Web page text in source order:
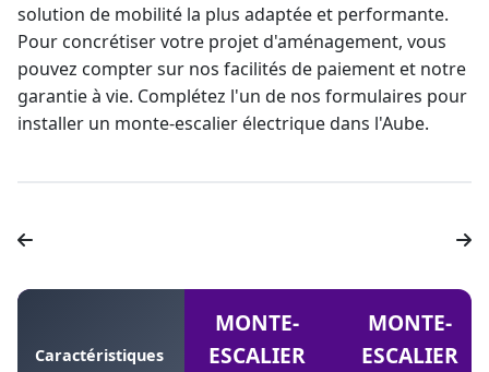
solution de mobilité la plus adaptée et performante.
Pour concrétiser votre projet d'aménagement, vous
pouvez compter sur nos facilités de paiement et notre
garantie à vie. Complétez l'un de nos formulaires pour
installer un monte-escalier électrique dans l'Aube.
Caractéristiques
MONTE-
ESCALIER
MONTE-
ESCALIER